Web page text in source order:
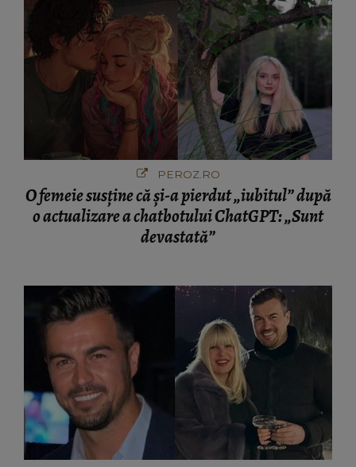
PEROZ.RO
O femeie susține că și-a pierdut „iubitul” după
o actualizare a chatbotului ChatGPT: „Sunt
devastată”